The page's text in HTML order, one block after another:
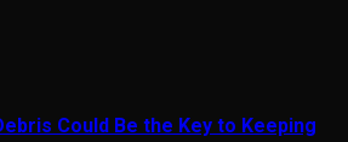
Could Be the Key to Keeping